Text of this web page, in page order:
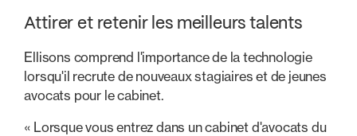
Attirer et retenir les meilleurs talents
Ellisons comprend l'importance de la technologie
lorsqu'il recrute de nouveaux stagiaires et de jeunes
avocats pour le cabinet.
« Lorsque vous entrez dans un cabinet d'avocats du